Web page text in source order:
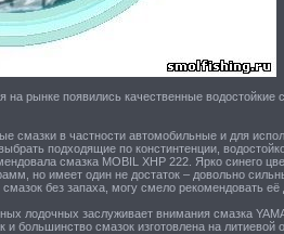
рынке появились качественные
смазки в частности автомобильные и для
подходящие по констинтенции,
смазка MOBIL XHP 222. Ярко синего
но имеет один не достаток – довольно
без запаха, могу смело рекомендовать
лодочных заслуживает внимания смазка
большинство смазок изготовлена на литиевой